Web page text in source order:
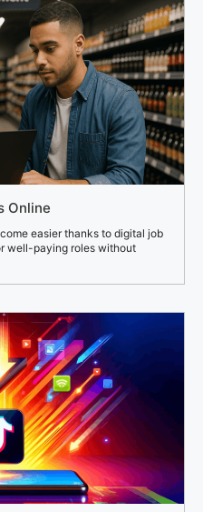
Online
easier thanks to digital job
well-paying roles without